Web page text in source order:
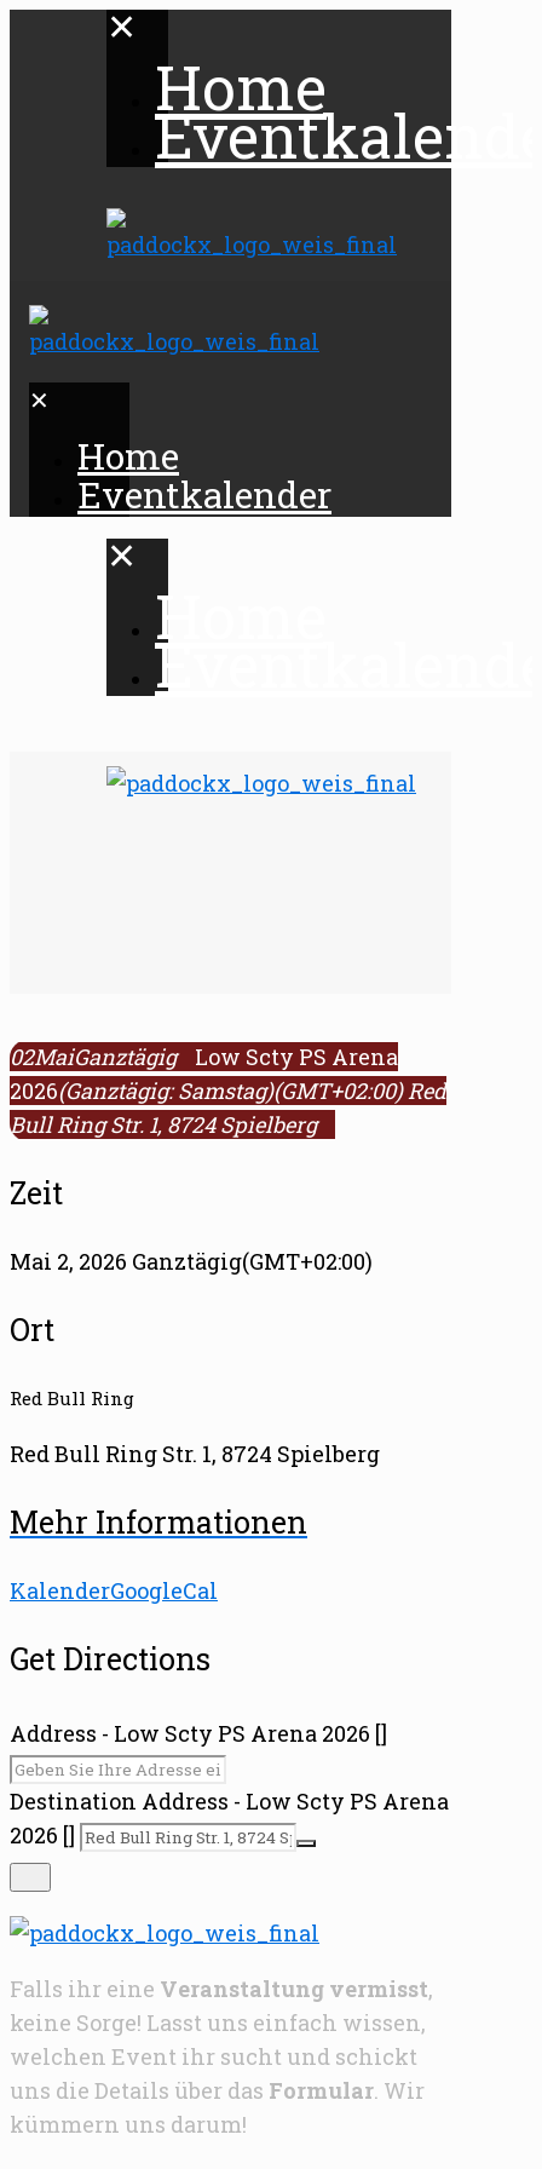
✕
Home
✕
Home
Eventkalender
✕
Home
02MaiGanztägig
Low Scty PS Arena
2026(Ganztägig: Samstag)(GMT+02:00)Red
Bull Ring Str. 1, 8724 Spielberg
Zeit
Mai 2, 2026 Ganztägig(GMT+02:00)
Ort
Red Bull Ring
Red Bull Ring Str. 1, 8724 Spielberg
Mehr Informationen
KalenderGoogleCal
Get Directions
Address - Low Scty PS Arena 2026 []
Destination Address - Low Scty PS Arena
2026 []
Falls ihr eine Veranstaltung vermisst,
keine Sorge! Lasst uns einfach wissen,
welchen Event ihr sucht und schickt
uns die Details über das Formular. Wir
kümmern uns darum!